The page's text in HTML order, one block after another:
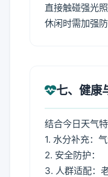
直接触碰强光
休闲时需加强
七、健康
结合今日天气
1. 水分补充：
2. 安全防护：
3. 人群适配：